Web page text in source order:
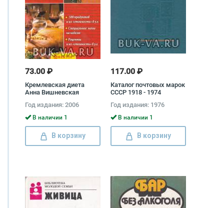
73.00 ₽
Кремлевская диета
Анна Вишневская
Год издания: 2006
В наличии 1
В корзину
117.00 ₽
Каталог почтовых марок
СССР 1918 - 1974
Год издания: 1976
В наличии 1
В корзину